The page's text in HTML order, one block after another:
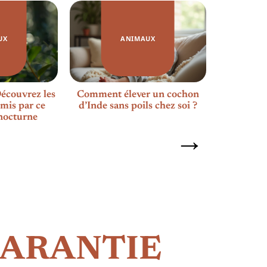
les
par ce
ANIMAUX
Comment élever un cochon
d’Inde sans poils chez soi ?